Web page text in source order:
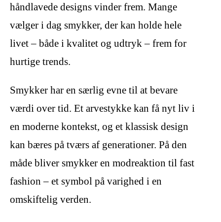
håndlavede designs vinder frem. Mange
vælger i dag smykker, der kan holde hele
livet – både i kvalitet og udtryk – frem for
hurtige trends.
Smykker har en særlig evne til at bevare
værdi over tid. Et arvestykke kan få nyt liv i
en moderne kontekst, og et klassisk design
kan bæres på tværs af generationer. På den
måde bliver smykker en modreaktion til fast
fashion – et symbol på varighed i en
omskiftelig verden.